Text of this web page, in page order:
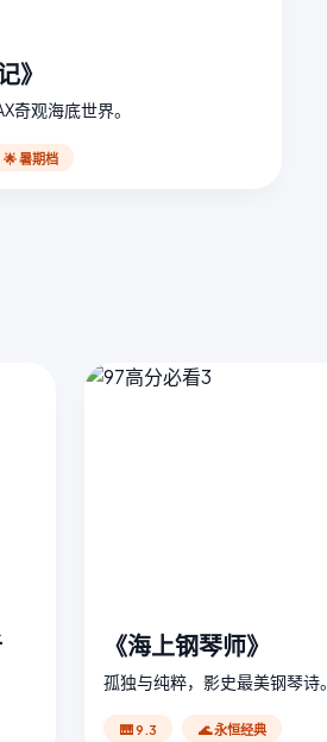
》
奇观海底世界。
🌟 暑期档
《海上钢琴师》
孤独与纯粹，影史最美钢琴诗。
🎹 9.3 🌊 永恒经典